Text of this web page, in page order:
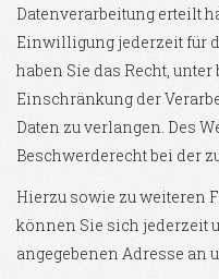
Datenverarbeitung erteilt
Einwilligung jederzeit für
haben Sie das Recht,
Einschränkung der
Daten zu verlangen. Des
Beschwerderecht bei der
Hierzu sowie zu weiteren
können Sie sich jederzeit
angegebenen Adresse an